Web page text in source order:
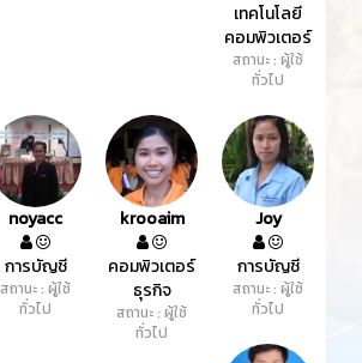
เทคโนโลยี
คอมพิวเตอร์
สถานะ : ผู้ใช้
ทั่วไป
noyacc
การบัญชี
สถานะ : ผู้ใช้
ทั่วไป
krooaim
คอมพิวเตอร์
ธุรกิจ
สถานะ : ผู้ใช้
ทั่วไป
Joy
การบัญชี
สถานะ : ผู้ใช้
ทั่วไป